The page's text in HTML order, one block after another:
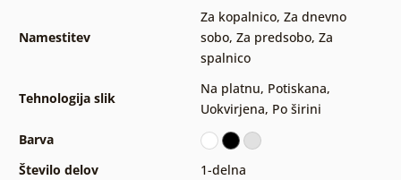
Namestitev
Za kopalnico, Za dnevno
sobo, Za predsobo, Za
spalnico
Tehnologija slik
Na platnu, Potiskana,
Uokvirjena, Po širini
Barva
Število delov
1-delna